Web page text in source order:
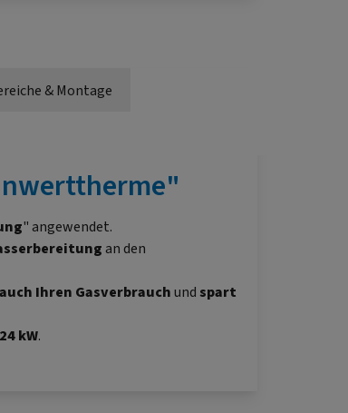
& Montage
" angewendet.
an den
Ihren Gasverbrauchundspart
kW.